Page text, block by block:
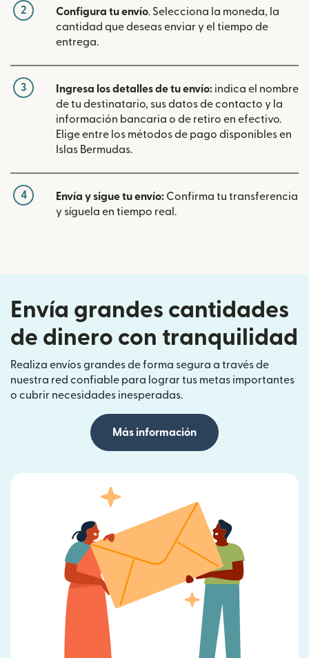
2 Configura tu envío. Selecciona la moneda, la
cantidad que deseas enviar y el tiempo de
entrega.
3 Ingresa los detalles de tu envío: indica el nombre
de tu destinatario, sus datos de contacto y la
información bancaria o de retiro en efectivo.
Elige entre los métodos de pago disponibles en
Islas Bermudas.
4 Envía y sigue tu envío: Confirma tu transferencia
y síguela en tiempo real.
Envía grandes cantidades
de dinero con tranquilidad
Realiza envíos grandes de forma segura a través de
nuestra red confiable para lograr tus metas importantes
o cubrir necesidades inesperadas.
Más información